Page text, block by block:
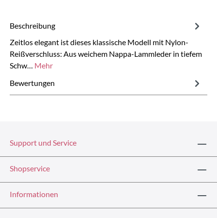
Beschreibung
Zeitlos elegant ist dieses klassische Modell mit Nylon-
Reißverschluss: Aus weichem Nappa-Lammleder in tiefem
Schw… Mehr
Bewertungen
Support und Service
Shopservice
Informationen